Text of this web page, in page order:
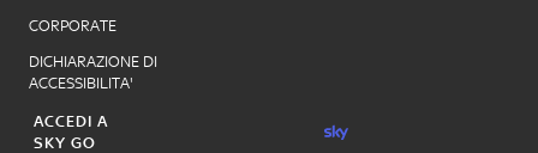
CORPORATE
DICHIARAZIONE DI
ACCESSIBILITA'
ACCEDI A
SKY GO